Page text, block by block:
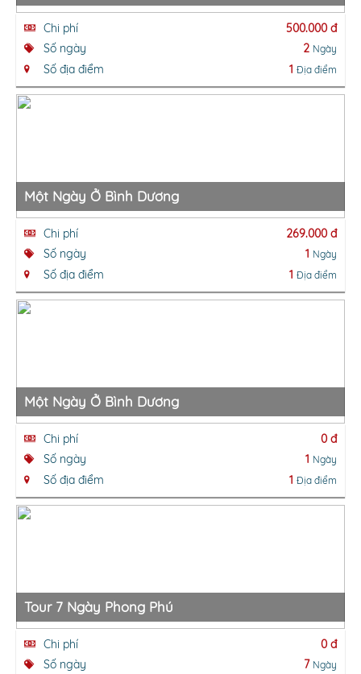
Chi phí
500.000 đ
Số ngày
2 Ngày
Số địa điểm 1 Địa điểm
Một Ngày Ở Bình Dương
Chi phí
269.000 đ
Số ngày
1 Ngày
Số địa điểm 1 Địa điểm
Một Ngày Ở Bình Dương
Chi phí
0 đ
Số ngày
1 Ngày
Số địa điểm 1 Địa điểm
Tour 7 Ngày Phong Phú
Chi phí
0 đ
Số ngày
7 Ngày